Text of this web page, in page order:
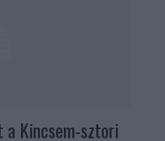
a Kincsem-sztori